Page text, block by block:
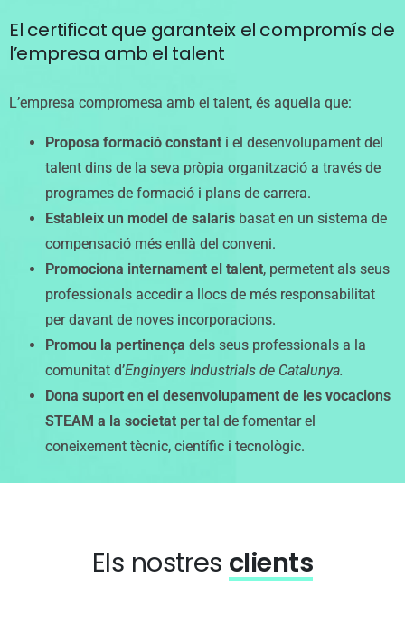
El certificat que garanteix el compromís de
l’empresa amb el talent
L’empresa compromesa amb el talent, és aquella que:
Proposa formació constant i el desenvolupament del
talent dins de la seva pròpia organització a través de
programes de formació i plans de carrera.
Estableix un model de salaris basat en un sistema de
compensació més enllà del conveni.
Promociona internament el talent, permetent als seus
professionals accedir a llocs de més responsabilitat
per davant de noves incorporacions.
Promou la pertinença dels seus professionals a la
comunitat d’Enginyers Industrials de Catalunya.
Dona suport en el desenvolupament de les vocacions
STEAM a la societat per tal de fomentar el
coneixement tècnic, científic i tecnològic.
Els nostres clients